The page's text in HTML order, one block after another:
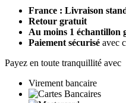
France : Livraison
Retour gratuit
Au moins 1 échantillon
Paiement sécurisé avec
Payez en toute tranquillité avec
Virement bancaire